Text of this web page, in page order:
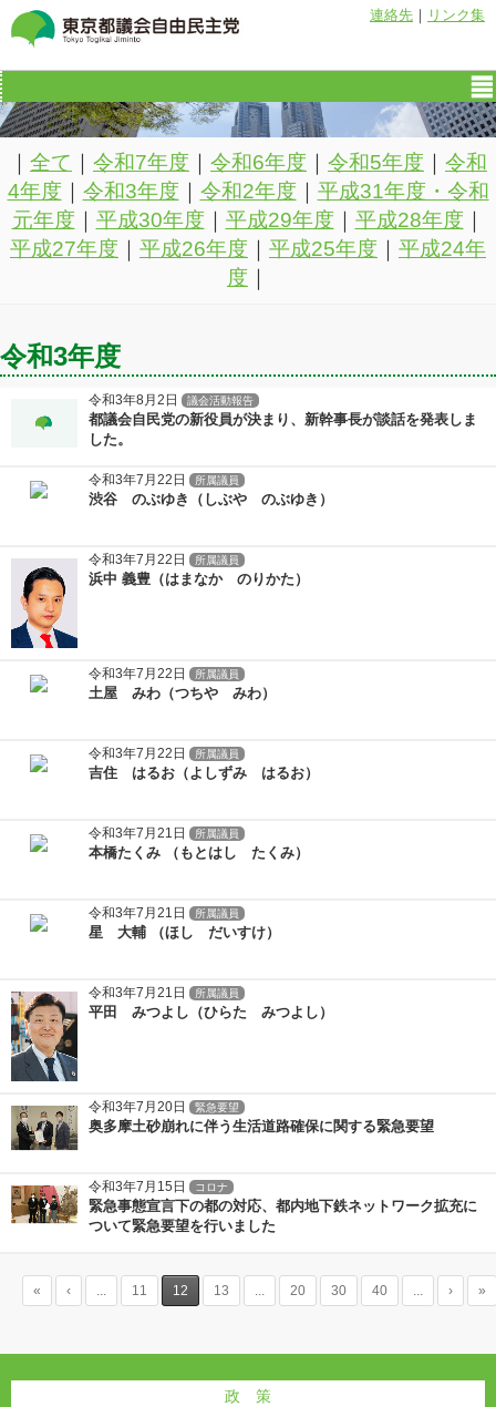
連絡先 ｜ リンク集
全て 令和7年度 令和6年度 令和5年度
令和
4年度
令和3年度 令和2年度
平成31年度・令和
元年度
平成30年度 平成29年度 平成28年度
平成27年度
平成26年度 平成25年度
平成24年
度
令和3年度
令和3年8月2日 議会活動報告
都議会自民党の新役員が決まり、新幹事長が談話を発表しま
した。
令和3年7月22日 所属議員
渋谷 のぶゆき（しぶや のぶゆき）
令和3年7月22日 所属議員
浜中 義豊（はまなか のりかた）
令和3年7月22日 所属議員
土屋 みわ（つちや みわ）
令和3年7月22日 所属議員
吉住 はるお（よしずみ はるお）
令和3年7月21日 所属議員
本橋たくみ （もとはし たくみ）
令和3年7月21日 所属議員
星 大輔 （ほし だいすけ）
令和3年7月21日 所属議員
平田 みつよし（ひらた みつよし）
令和3年7月20日 緊急要望
奥多摩土砂崩れに伴う生活道路確保に関する緊急要望
令和3年7月15日 コロナ
緊急事態宣言下の都の対応、都内地下鉄ネットワーク拡充に
ついて緊急要望を行いました
« ‹ ... 11 12 13 ... 20 30 40 ... › »
政 策